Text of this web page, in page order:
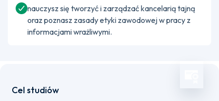
nauczysz się tworzyć i zarządzać kancelarią tajną
oraz poznasz zasady etyki zawodowej w pracy z
informacjami wrażliwymi.
Cel studiów